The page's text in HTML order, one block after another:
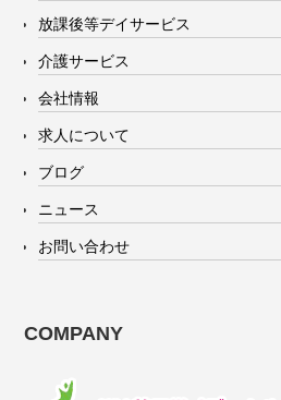
放課後等デイサービス
介護サービス
会社情報
求人について
ブログ
ニュース
お問い合わせ
COMPANY